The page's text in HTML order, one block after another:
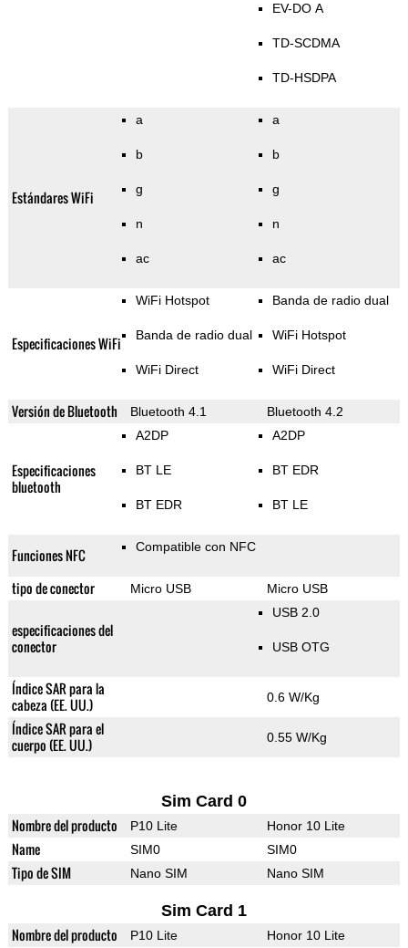
EV-DO A
TD-SCDMA
TD-HSDPA
Estándares WiFi
a
b
g
n
ac
a
b
g
n
ac
Especificaciones WiFi
WiFi Hotspot
Banda de radio dual
WiFi Direct
Banda de radio dual
WiFi Hotspot
WiFi Direct
Versión de Bluetooth Bluetooth 4.1 Bluetooth 4.2
Especificaciones
bluetooth
A2DP
BT LE
BT EDR
A2DP
BT EDR
BT LE
Funciones NFC Compatible con NFC
tipo de conector Micro USB Micro USB
especificaciones del
conector
USB 2.0
USB OTG
Índice SAR para la
cabeza (EE. UU.)
0.6 W/Kg
Índice SAR para el
cuerpo (EE. UU.)
0.55 W/Kg
Sim Card 0
Nombre del producto P10 Lite Honor 10 Lite
Name SIM0 SIM0
Tipo de SIM Nano SIM Nano SIM
Sim Card 1
Nombre del producto P10 Lite Honor 10 Lite